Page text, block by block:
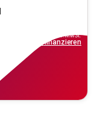
inkl.MwSt.
finanzieren